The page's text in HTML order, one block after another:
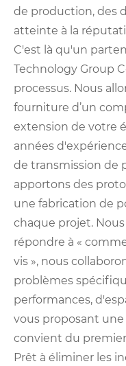
de production, des
atteinte à la
C'est là qu'un
Technology Group
processus. Nous
fourniture d’un
extension de votre
années
de transmission de
apportons des
une fabrication de
chaque projet.
répondre à «
vis », nous
problèmes
performances,
vous proposant
convient du
Prêt à éliminer les